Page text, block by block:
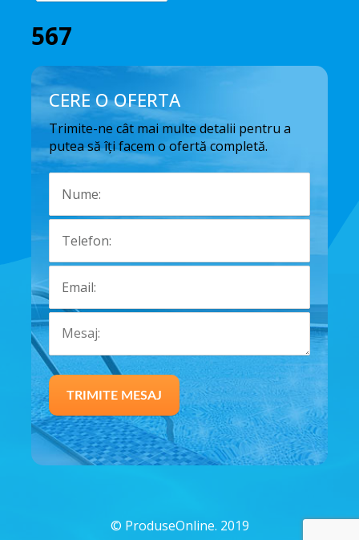
567
CERE O OFERTA
Trimite-ne cât mai multe detalii pentru a
putea să îți facem o ofertă completă.
© ProduseOnline. 2019